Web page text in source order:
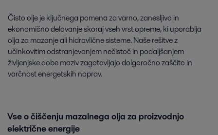
Čisto olje je ključnega pomena za varno, zanesljivo in
ekonomično delovanje skoraj vseh vrst opreme, ki uporablja
olja za mazanje ali hidravlične sisteme. Naše rešitve z
učinkovitim odstranjevanjem nečistoč in podaljšanjem
življenjske dobe maziv zagotavljajo dolgoročno zaščito in
varčnost energetskih naprav.
Vse o čiščenju mazalnega olja za proizvodnjo
električne energije